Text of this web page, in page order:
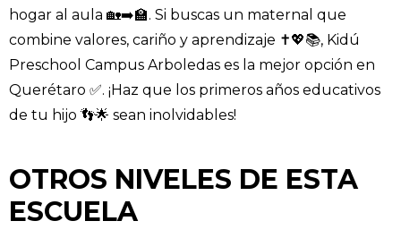
hogar al aula 🏡➡️🏫. Si buscas un maternal que
combine valores, cariño y aprendizaje ✝️💖📚, Kidú
Preschool Campus Arboledas es la mejor opción en
Querétaro ✅. ¡Haz que los primeros años educativos
de tu hijo 👣🌟 sean inolvidables!
OTROS NIVELES DE ESTA
ESCUELA